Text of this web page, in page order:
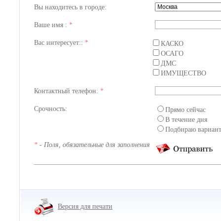
Вы находитесь в городе:
Ваше имя : *
Вас интересует:: *
КАСКО
ОСАГО
ДМС
ИМУЩЕСТВО
Контактный телефон: *
Срочность:
Прямо сейчас
В течение дня
Подбираю
* - Поля, обязательные для заполнения
Версия для печати